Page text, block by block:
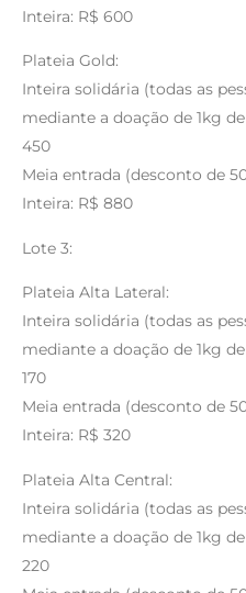
Inteira: R$ 600
Plateia Gold:
Inteira solidária (todas as
mediante a doação de 1kg
450
Meia entrada (desconto de
Inteira: R$ 880
Lote 3:
Plateia Alta Lateral:
Inteira solidária (todas as
mediante a doação de 1kg
170
Meia entrada (desconto de
Inteira: R$ 320
Plateia Alta Central:
Inteira solidária (todas as
mediante a doação de 1kg
220